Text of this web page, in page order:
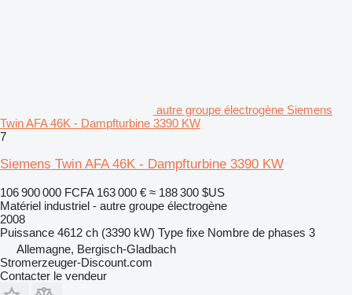
autre groupe électrogène Siemens
Twin AFA 46K - Dampfturbine 3390 KW
7
Siemens Twin AFA 46K - Dampfturbine 3390 KW
106 900 000 FCFA 163 000 € ≈ 188 300 $US
Matériel industriel - autre groupe électrogène
2008
Puissance 4612 ch (3390 kW) Type fixe Nombre de phases 3
Allemagne, Bergisch-Gladbach
Stromerzeuger-Discount.com
Contacter le vendeur